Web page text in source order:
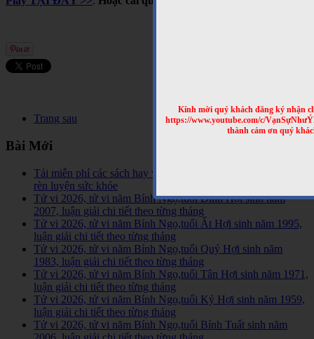
Kính mời quý khách đăng ký nhận
https://www.youtube.com/c/
thành cảm ơn quý
Trang sau
Bài Mới
Tải miễn phí các sách hay về tinh hoa võ học trên Thế Giới,
rèn luyện sức khỏe
Tử vi 2026, tử vi năm Bính Ngọ,tuổi Đinh Hợi sinh năm
2007, luận giải chi tiết theo từng tháng
Tử vi 2026, tử vi năm Bính Ngọ,tuổi Ất Hợi sinh năm 1995,
luận giải chi tiết theo từng tháng
Tử vi 2026, tử vi năm Bính Ngọ,tuổi Quý Hợi sinh năm
1983, luận giải chi tiết theo từng tháng
Tử vi 2026, tử vi năm Bính Ngọ,tuổi Tân Hợi sinh năm 1971,
luận giải chi tiết theo từng tháng
Tử vi 2026, tử vi năm Bính Ngọ,tuổi Kỷ Hợi sinh năm 1959,
luận giải chi tiết theo từng tháng
Tử vi 2026, tử vi năm Bính Ngọ,tuổi Bính Tuất sinh năm